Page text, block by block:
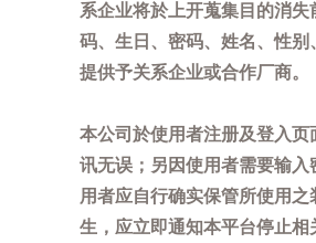
系企业将於上开蒐集目的消
码、生日、密码、姓名、性
提供予关系企业或合作厂商。
本公司於使用者注册及登入
讯无误；另因使用者需要输
用者应自行确实保管所使用
生，应立即通知本平台停止